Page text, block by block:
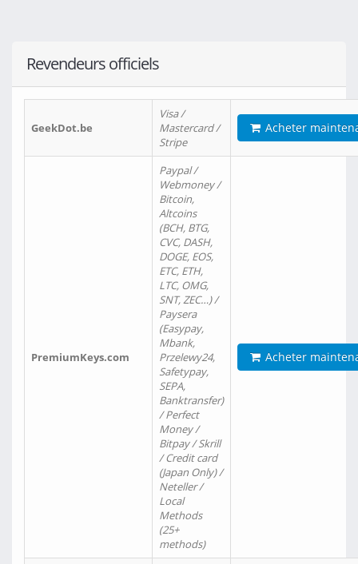
Revendeurs officiels
GeekDot.be
Visa /
Mastercard /
Stripe
Acheter
PremiumKeys.com
Paypal /
Webmoney /
Bitcoin,
Altcoins
(BCH, BTG,
CVC, DASH,
DOGE, EOS,
ETC, ETH,
LTC, OMG,
SNT, ZEC…) /
Paysera
(Easypay,
Mbank,
Przelewy24,
Safetypay,
SEPA,
Banktransfer)
/ Perfect
Money /
Bitpay / Skrill
/ Credit card
(Japan Only) /
Neteller /
Local
Methods
(25+
methods)
Acheter